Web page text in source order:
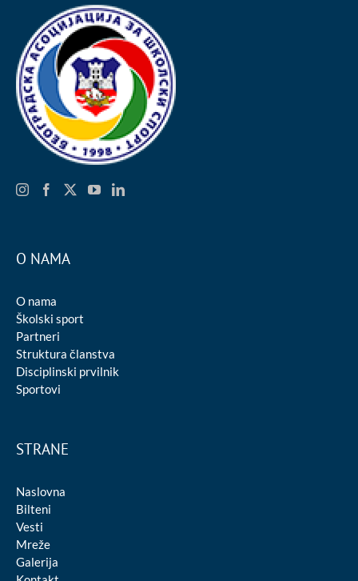
O NAMA
O nama
Školski sport
Partneri
Struktura članstva
Disciplinski prvilnik
Sportovi
STRANE
Naslovna
Bilteni
Vesti
Mreže
Galerija